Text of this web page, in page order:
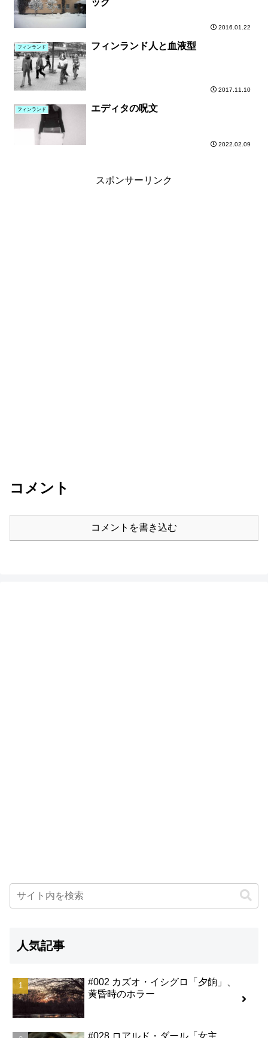
2016.01.22
フィンランド フィンランド人と血液型
2017.11.10
フィンランド エディタの呪文
2022.02.09
スポンサーリンク
コメント
コメントを書き込む
人気記事
#002 カズオ・イシグロ「夕餉」、
黄昏時のホラー